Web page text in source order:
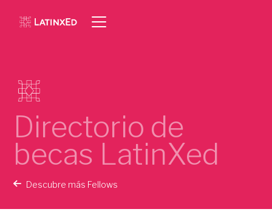
Directorio de
becas LatinXed
Descubre más Fellows